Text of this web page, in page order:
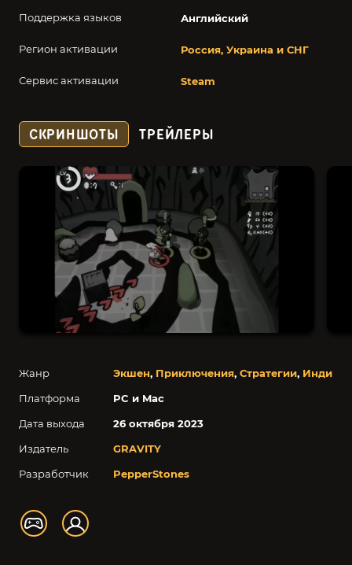
Поддержка языков Английский
Регион активации Россия, Украина и СНГ
Сервис активации Steam
Жанр Экшен, Приключения, Стратегии, Инди
Платформа
PC и Mac
Дата выхода
26 октября 2023
Издатель
GRAVITY
Разработчик
PepperStones
СКРИНШОТЫ ТРЕЙЛЕРЫ